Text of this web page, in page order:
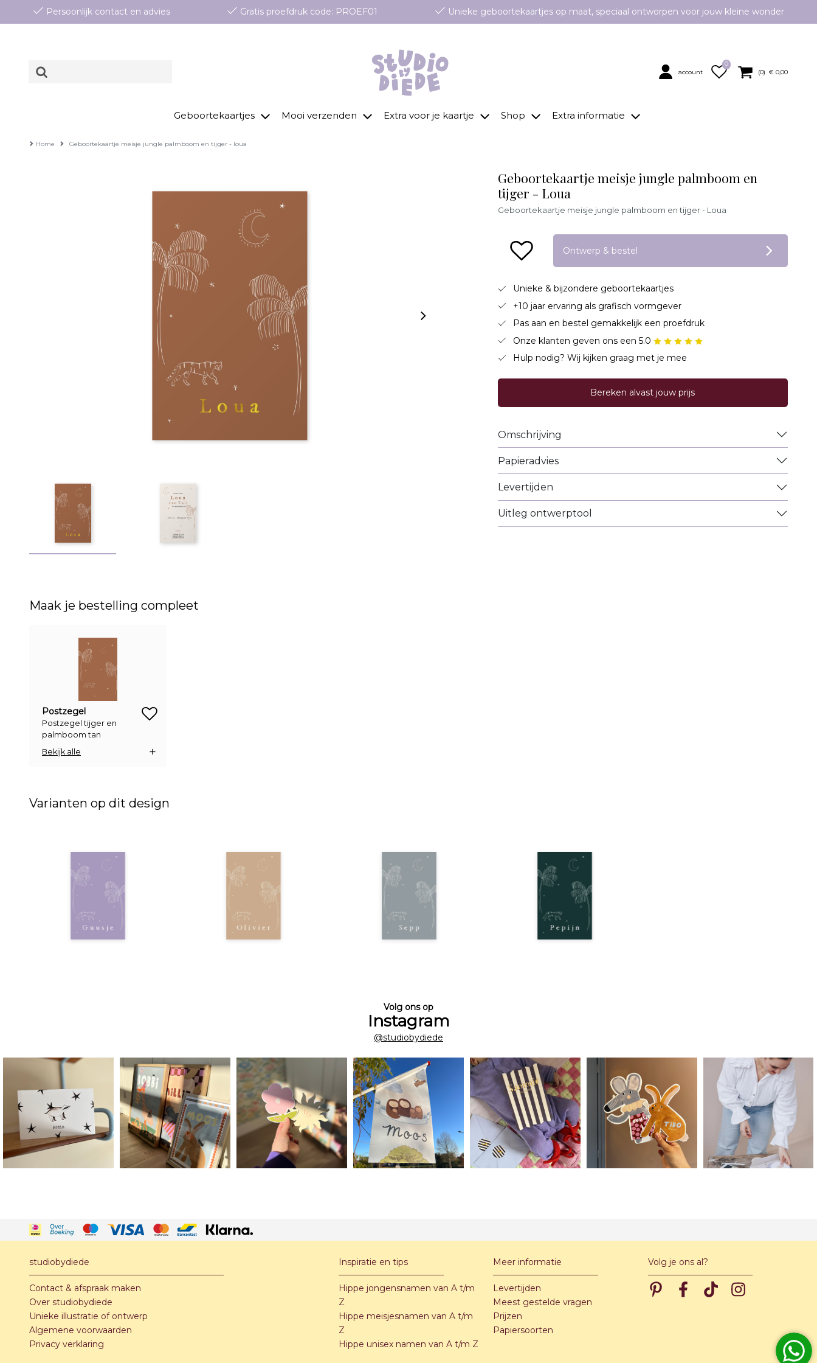
Persoonlijk contact en advies Gratis proefdruk code: PROEF01 Unieke geboortekaartjes op maat, speciaal ontworpen voor jouw kleine wonder
account
0
(0) € 0,00
Geboortekaartjes Mooi verzenden Extra voor je kaartje Shop Extra informatie
Home Geboortekaartje meisje jungle palmboom en tijger - loua
Geboortekaartje meisje jungle palmboom en
tijger - Loua
Geboortekaartje meisje jungle palmboom en tijger - Loua
Ontwerp & bestel
Unieke & bijzondere geboortekaartjes
+10 jaar ervaring als grafisch vormgever
Pas aan en bestel gemakkelijk een proefdruk
Onze klanten geven ons een 5.0
Hulp nodig? Wij kijken graag met je mee
Bereken alvast jouw prijs
Omschrijving
Papieradvies
Levertijden
Uitleg ontwerptool
Maak je bestelling compleet
zet op verlanglijstje
Postzegel
Postzegel tijger en
palmboom tan
Bekijk alle
Varianten op dit design
Volg ons op
Instagram
@studiobydiede
studiobydiede
Contact & afspraak maken
Over studiobydiede
Unieke illustratie of ontwerp
Algemene voorwaarden
Privacy verklaring
Inspiratie en tips
Hippe jongensnamen van A t/m
Z
Hippe meisjesnamen van A t/m
Z
Hippe unisex namen van A t/m Z
Meer informatie
Levertijden
Meest gestelde vragen
Prijzen
Papiersoorten
Volg je ons al?
PinterestPinterestPinterestPinterest